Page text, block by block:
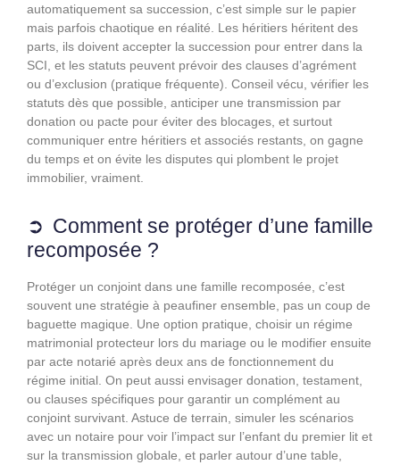
automatiquement sa succession, c’est simple sur le papier
mais parfois chaotique en réalité. Les héritiers héritent des
parts, ils doivent accepter la succession pour entrer dans la
SCI, et les statuts peuvent prévoir des clauses d’agrément
ou d’exclusion (pratique fréquente). Conseil vécu, vérifier les
statuts dès que possible, anticiper une transmission par
donation ou pacte pour éviter des blocages, et surtout
communiquer entre héritiers et associés restants, on gagne
du temps et on évite les disputes qui plombent le projet
immobilier, vraiment.
Comment se protéger d’une famille
recomposée ?
Protéger un conjoint dans une famille recomposée, c’est
souvent une stratégie à peaufiner ensemble, pas un coup de
baguette magique. Une option pratique, choisir un régime
matrimonial protecteur lors du mariage ou le modifier ensuite
par acte notarié après deux ans de fonctionnement du
régime initial. On peut aussi envisager donation, testament,
ou clauses spécifiques pour garantir un complément au
conjoint survivant. Astuce de terrain, simuler les scénarios
avec un notaire pour voir l’impact sur l’enfant du premier lit et
sur la transmission globale, et parler autour d’une table,